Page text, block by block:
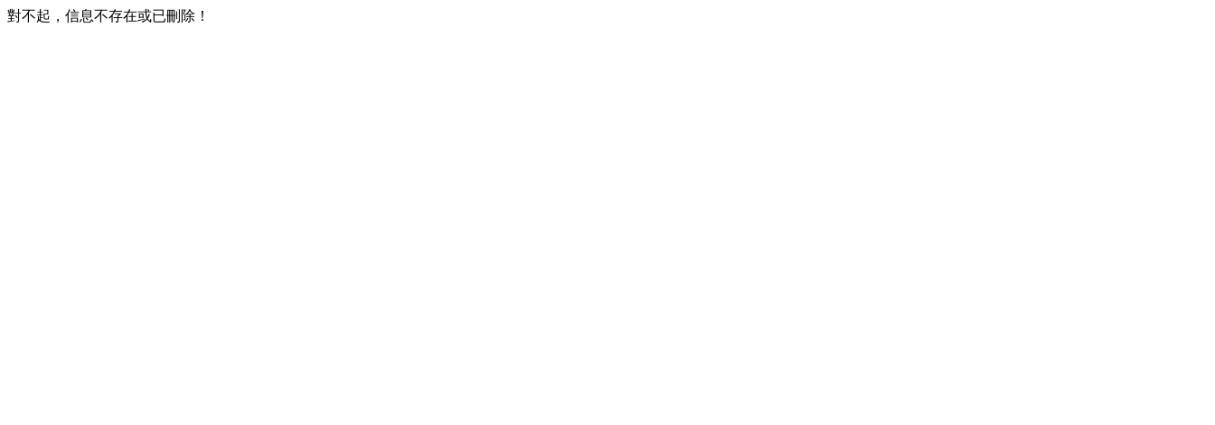
對不起，信息不存在或已刪除！